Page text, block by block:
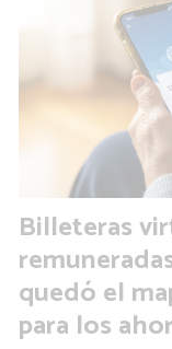
Billeteras
quedó el
para los